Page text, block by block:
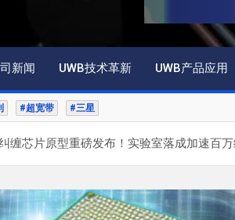
新闻 UWB技术革新 UWB产品应用
#超宽带 #三星
缠芯片原型重磅发布！实验室落成加速百